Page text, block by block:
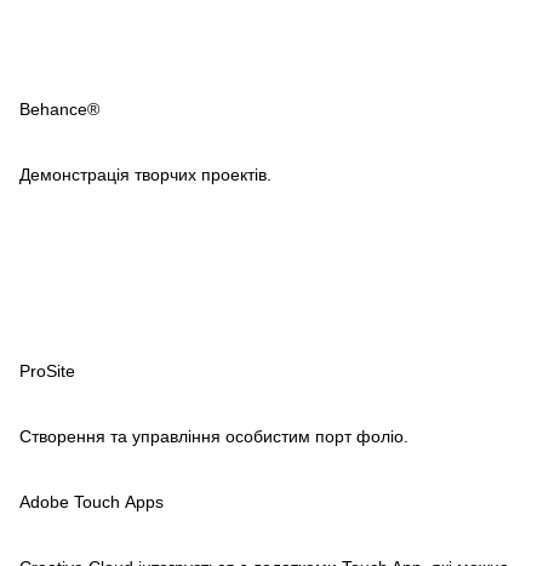
Behance®
Демонстрація творчих проектів.
ProSite
Створення та управління особистим порт фоліо.
Adobe Touch Apps